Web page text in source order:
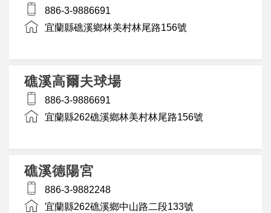
886-3-9886691
宜蘭縣礁溪鄉林美村林尾路156號
礁溪高爾夫球場
886-3-9886691
宜蘭縣262礁溪鄉林美村林尾路156號
礁溪德陽宮
886-3-9882248
宜蘭縣262礁溪鄉中山路二段133號